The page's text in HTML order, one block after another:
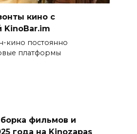
кино с
KinoBar.im
кино постоянно
платформы
фильмов и
года на Kinozapas